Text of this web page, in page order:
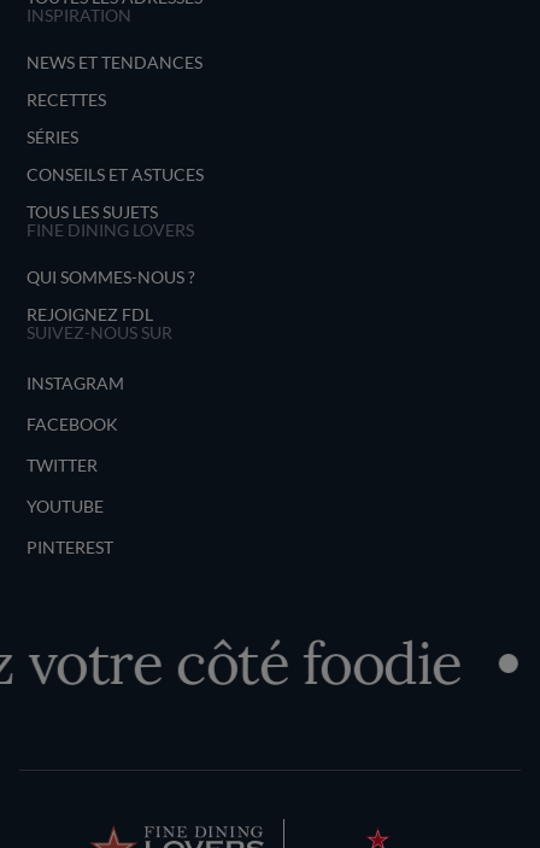
INSPIRATION
NEWS ET TENDANCES
RECETTES
SÉRIES
CONSEILS ET ASTUCES
TOUS LES SUJETS
FINE DINING LOVERS
QUI SOMMES-NOUS ?
REJOIGNEZ FDL
SUIVEZ-NOUS SUR
INSTAGRAM
FACEBOOK
TWITTER
YOUTUBE
PINTEREST
côté foodie